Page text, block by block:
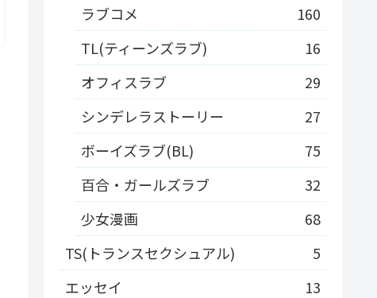
ラブコメ
160
TL(ティーンズラブ)
16
オフィスラブ
29
シンデレラストーリー
27
ボーイズラブ(BL)
75
百合・ガールズラブ
32
少女漫画
68
TS(トランスセクシュアル)
5
エッセイ
13